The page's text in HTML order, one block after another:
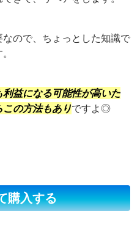
ので、ちょっとした知識で
益になる可能性が高いた
の方法もありですよ◎
購入する